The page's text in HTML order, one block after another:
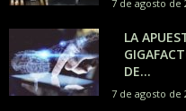
7 de agosto de
LA
DE...
7 de agosto de